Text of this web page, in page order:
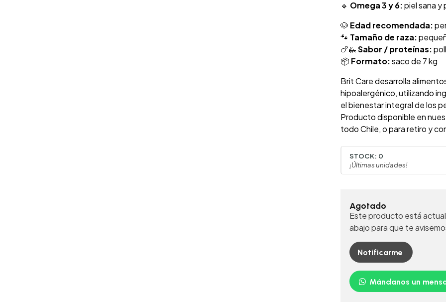
🔹 Omega 3 y 6:piel sana y
🐶 Edad recomendada:
🐾 Tamaño de raza:
🍗🦗Sabor / proteínas:
📦 Formato:saco de 7 kg
Brit Care desarrolla
hipoalergénico, utilizando
el bienestar integral de los
Producto disponible en
todo Chile, o para retiro y
STOCK: 0
¡Últimas unidades!
Agotado
Este producto está
abajo para que te
Notificarme
Mándanos un